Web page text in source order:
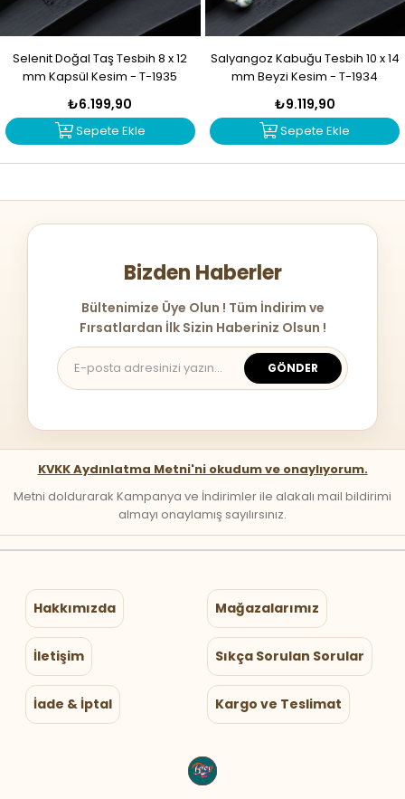
Selenit Doğal Taş Tesbih 8 x 12
mm Kapsül Kesim - T-1935
₺6.199,90
Sepete Ekle
Salyangoz Kabuğu Tesbih 10 x 14
mm Beyzi Kesim - T-1934
₺9.119,90
Sepete Ekle
Bizden Haberler
Bültenimize Üye Olun ! Tüm İndirim ve
Fırsatlardan İlk Sizin Haberiniz Olsun !
GÖNDER
KVKK Aydınlatma Metni'ni okudum ve onaylıyorum.
Metni doldurarak Kampanya ve İndirimler ile alakalı mail bildirimi
almayı onaylamış sayılırsınız.
Hakkımızda Mağazalarımız
İletişim Sıkça Sorulan Sorular
İade & İptal Kargo ve Teslimat